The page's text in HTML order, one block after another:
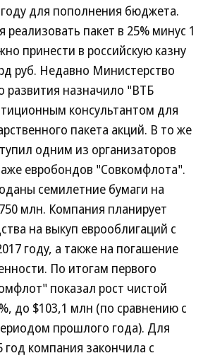
для пополнения бюджета.
реализовать пакет в 25% минус 1
принести в российскую казну
руб. Недавно Министерство
развития назначило "ВТБ
консультантом для
пакета акций. В то же
одним из организаторов
евробондов "Совкомфлота".
семилетние бумаги на
млн. Компания планирует
на выкуп еврооблигаций с
году, а также на погашение
По итогам первого
показал рост чистой
до $103,1 млн (по сравнению с
прошлого года). Для
год компания закончила с